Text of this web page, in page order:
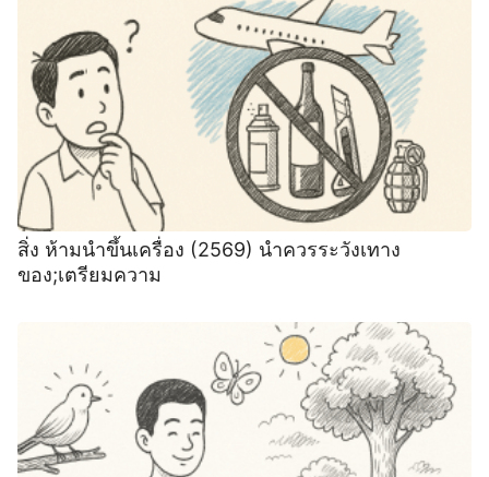
สิ่ง ห้ามนําขึ้นเครื่อง (2569) นําควรระวังเทาง
ของ;เตรียมความ